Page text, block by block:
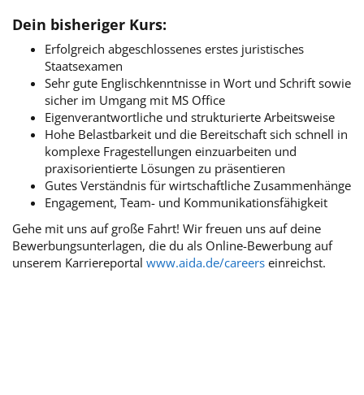
Dein bisheriger Kurs:
Erfolgreich abgeschlossenes erstes juristisches
Staatsexamen
Sehr gute Englischkenntnisse in Wort und Schrift sowie
sicher im Umgang mit MS Office
Eigenverantwortliche und strukturierte Arbeitsweise
Hohe Belastbarkeit und die Bereitschaft sich schnell in
komplexe Fragestellungen einzuarbeiten und
praxisorientierte Lösungen zu präsentieren
Gutes Verständnis für wirtschaftliche Zusammenhänge
Engagement, Team- und Kommunikationsfähigkeit
Gehe mit uns auf große Fahrt! Wir freuen uns auf deine
Bewerbungsunterlagen, die du als Online-Bewerbung auf
unserem Karriereportal www.aida.de/careers einreichst.